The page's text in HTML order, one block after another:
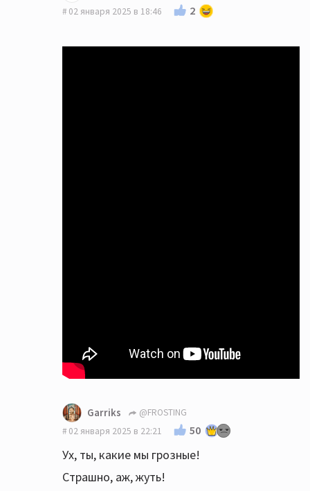
02 января 2025 в 18:46
2
Garriks
@FROSTING
02 января 2025 в 22:21
50
Ух, ты, какие мы грозные!
Страшно, аж, жуть!